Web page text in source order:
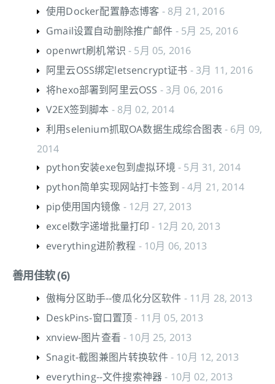
使用Docker配置静态博客 - 8月 21, 2016
Gmail设置自动删除推广邮件 - 5月 25, 2016
openwrt刷机常识 - 5月 05, 2016
阿里云OSS绑定letsencrypt证书 - 3月 11, 2016
将hexo部署到阿里云OSS - 3月 06, 2016
V2EX签到脚本 - 8月 02, 2014
利用selenium抓取OA数据生成综合图表 - 6月 09,
2014
python安装exe包到虚拟环境- 5月 31, 2014
python简单实现网站打卡签到 - 4月 21, 2014
pip使用国内镜像 - 12月 27, 2013
excel数字递增批量打印 - 12月 20, 2013
everything进阶教程 - 10月 06, 2013
善用佳软 (6)
傲梅分区助手--傻瓜化分区软件 - 11月 28, 2013
DeskPins-窗口置顶- 11月 05, 2013
xnview-图片查看 - 10月 25, 2013
Snagit-截图兼图片转换软件- 10月 12, 2013
everything--文件搜索神器- 10月 02, 2013